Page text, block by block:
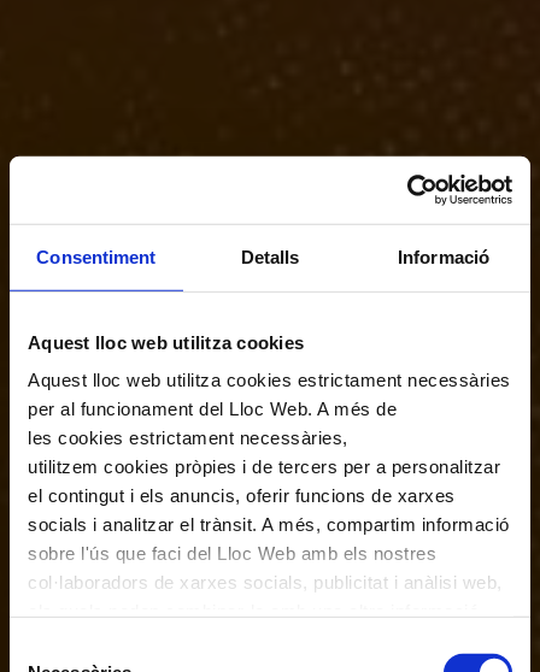
Consentiment Detalls Informació
Aquest lloc web utilitza cookies
Aquest lloc web utilitza cookies estrictament necessàries
per al funcionament del Lloc Web. A més de
les cookies estrictament necessàries,
utilitzem cookies pròpies i de tercers per a personalitzar
el contingut i els anuncis, oferir funcions de xarxes
socials i analitzar el trànsit. A més, compartim informació
sobre l'ús que faci del Lloc Web amb els nostres
col·laboradors de xarxes socials, publicitat i anàlisi web,